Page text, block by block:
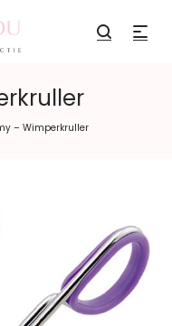
– Wimperkruller